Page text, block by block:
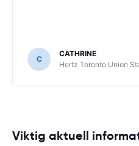
C
CATHRINE
Hertz Toronto Union
Viktig aktuell